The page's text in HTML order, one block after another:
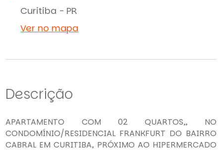
Curitiba - PR
Ver no mapa
Descrição
APARTAMENTO COM 02 QUARTOS,, NO
CONDOMÍNIO/RESIDENCIAL FRANKFURT DO BAIRRO
CABRAL EM CURITIBA, PRÓXIMO AO HIPERMERCADO